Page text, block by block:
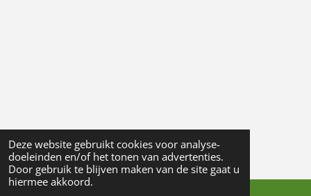
Deze website gebruikt cookies voor analyse-
doeleinden en/of het tonen van advertenties.
Door gebruik te blijven maken van de site gaat u
hiermee akkoord.